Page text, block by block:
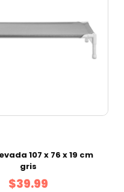
107 x 76 x 19 cm
gris
$39.99